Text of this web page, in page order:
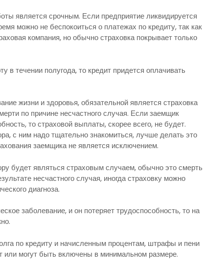
является срочным. Если предприятие ликвидируется
можно не беспокоиться о платежах по кредиту, так как
компания, но обычно страховка покрывает только
в течении полугода, то кредит придется оплачивать
жизни и здоровья, обязательной является страховка
по причине несчастного случая. Если заемщик
то страховой выплаты, скорее всего, не будет.
с ним надо тщательно знакомиться, лучше делать это
заемщика не является исключением.
будет являться страховым случаем, обычно это смерть
несчастного случая, иногда страховку можно
диагноза.
заболевание, и он потеряет трудоспособность, то на
по кредиту и начисленным процентам, штрафы и пени
или могут быть включены в минимальном размере.